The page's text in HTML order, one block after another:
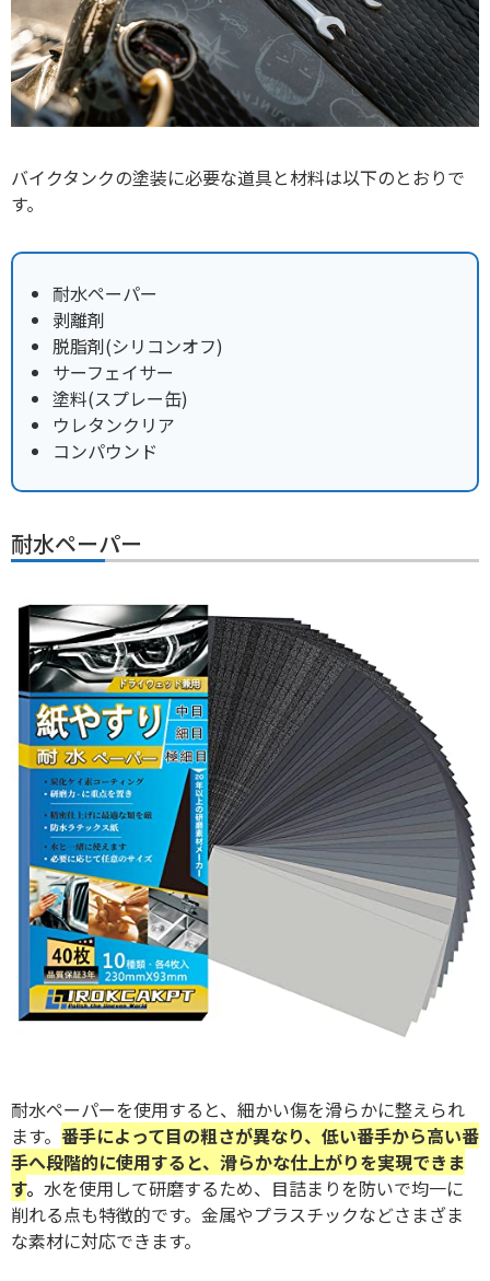
バイクタンクの塗装に必要な道具と材料は以下のとおりで
す。
耐水ペーパー
剥離剤
脱脂剤(シリコンオフ)
サーフェイサー
塗料(スプレー缶)
ウレタンクリア
コンパウンド
耐水ペーパー
耐水ペーパーを使用すると、細かい傷を滑らかに整えられ
ます。 番手によって目の粗さが異なり、低い番手から高い番
手へ段階的に使用すると、滑らかな仕上がりを実現できま
す。 水を使用して研磨するため、目詰まりを防いで均一に
削れる点も特徴的です。金属やプラスチックなどさまざま
な素材に対応できます。